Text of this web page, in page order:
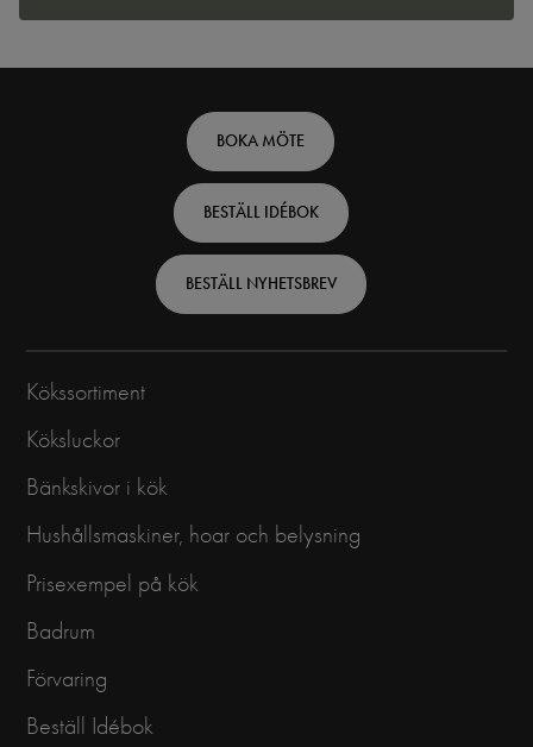
Swedish
BOKA MÖTE
BESTÄLL IDÉBOK
BESTÄLL NYHETSBREV
Kökssortiment
Köksluckor
Bänkskivor i kök
Hushållsmaskiner, hoar och belysning
Prisexempel på kök
Badrum
Förvaring
Beställ Idébok